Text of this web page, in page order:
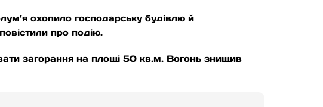
охопило господарську будівлю й
про подію.
загорання на площі 50 кв.м. Вогонь знищив